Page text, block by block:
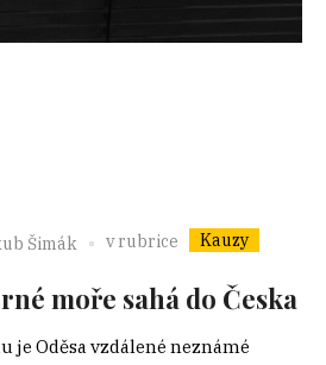
Šimák v rubrice Kauzy
moře sahá do Česka
je Oděsa vzdálené neznámé